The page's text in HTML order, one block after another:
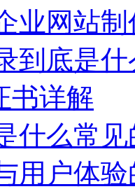
业网站
到底是
书详解
什么常
用户体